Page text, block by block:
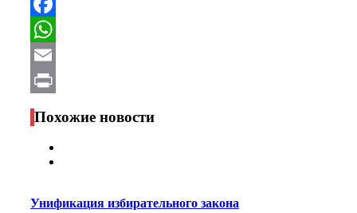
Telegram
Facebook
WhatsApp
Email
Print
Похожие новости
Унификация избирательного закона